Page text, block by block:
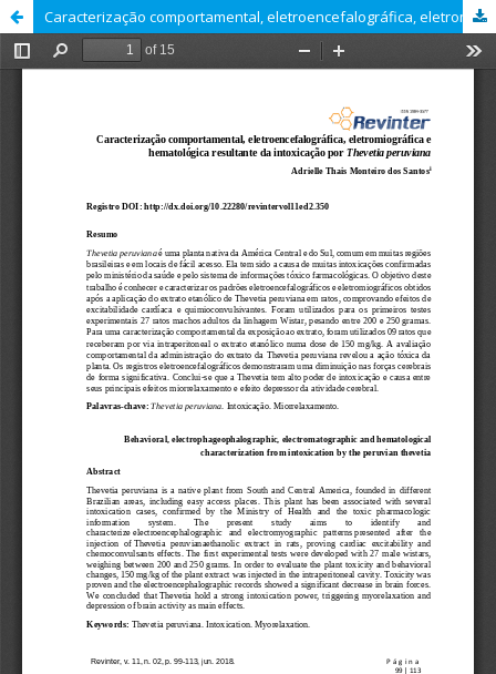
Caracterização comportamental, eletroencefalográfica, eletromiográfica e hematológica resultante da intoxicação por Thevetia peruviana.